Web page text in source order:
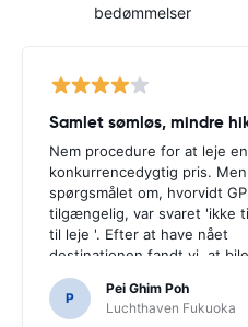
bedømmelser
Samlet sømløs, mindre
Nem procedure for at leje
konkurrencedygtig pris. Men
spørgsmålet om, hvorvidt
tilgængelig, var svaret 'ikke
til leje '. Efter at have nået
destinationen fandt vi, at
med GPS.Det ville have været
forfærdeligt, hvis vi havde
købe en GPS, da det var
P
Pei Ghim Poh
Luchthaven Fukuoka